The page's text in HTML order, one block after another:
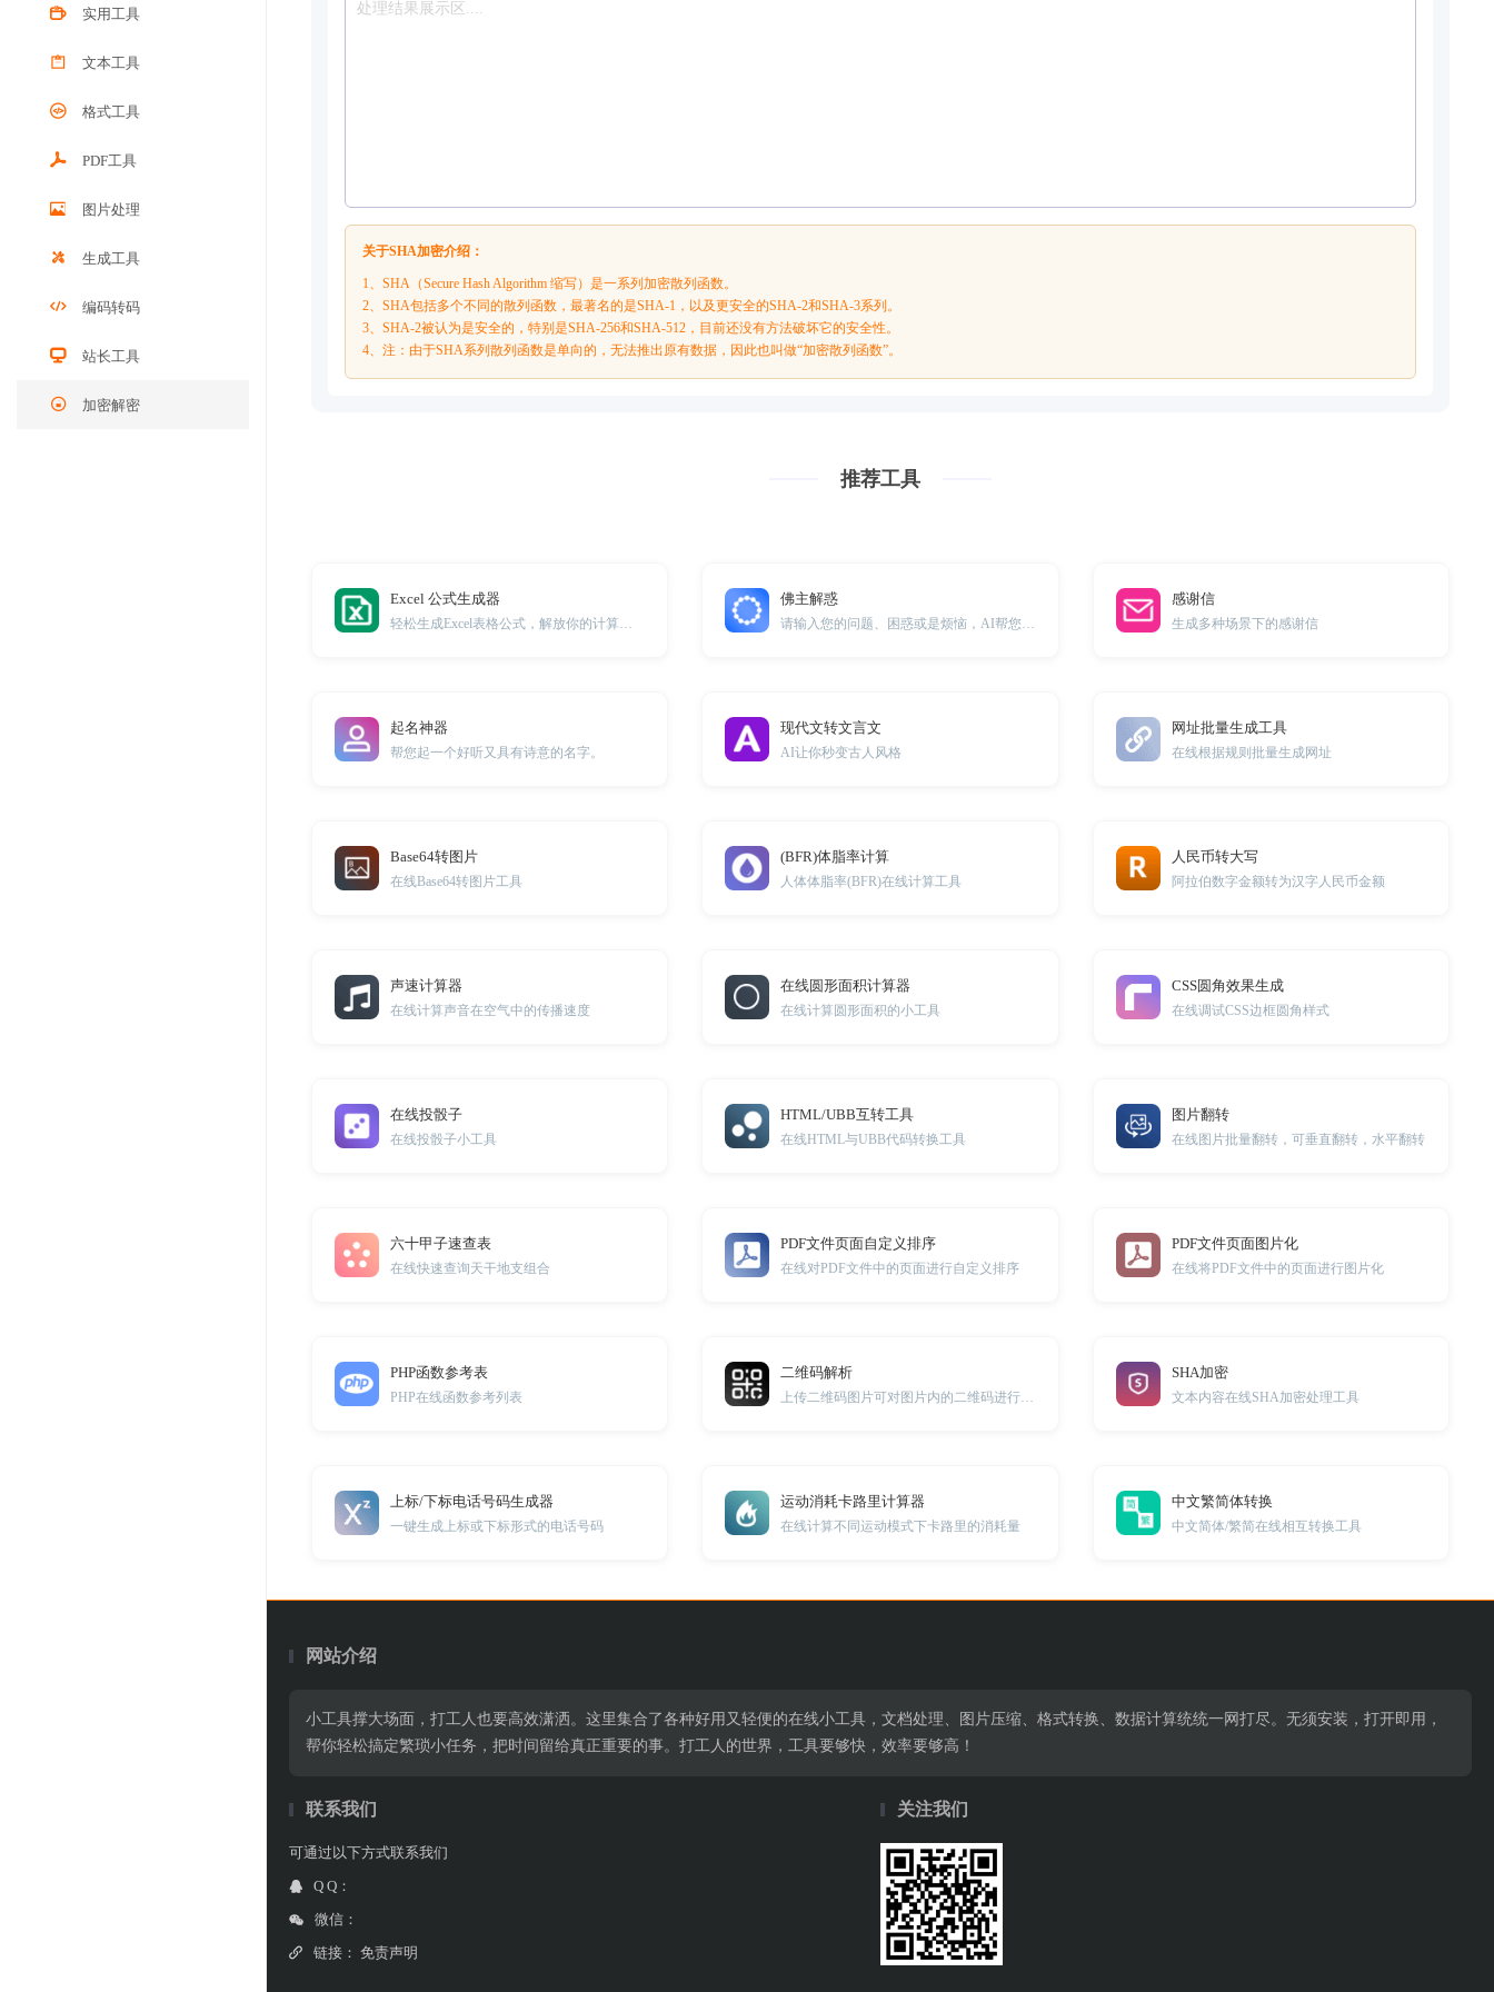
实用工具
文本工具
格式工具
PDF工具
图片处理
生成工具
编码转码
站长工具
加密解密
关于SHA加密介绍：
1、SHA（Secure Hash Algorithm 缩写）是一系列加密散列函数。
2、SHA包括多个不同的散列函数，最著名的是SHA-1，以及更安全的SHA-2和SHA-3系列。
3、SHA-2被认为是安全的，特别是SHA-256和SHA-512，目前还没有方法破坏它的安全性。
4、注：由于SHA系列散列函数是单向的，无法推出原有数据，因此也叫做“加密散列函数”。
推荐工具
Excel 公式生成器 佛主解惑 感谢信
生成多种场景下的感谢信
起名神器
帮您起一个好听又具有诗意的名字。
现代文转文言文
AI让你秒变古人风格
网址批量生成工具
在线根据规则批量生成网址
Base64转图片
在线Base64转图片工具
(BFR)体脂率计算
人体体脂率(BFR)在线计算工具
人民币转大写
阿拉伯数字金额转为汉字人民币金额
声速计算器
在线计算声音在空气中的传播速度
在线圆形面积计算器
在线计算圆形面积的小工具
CSS圆角效果生成
在线调试CSS边框圆角样式
在线投骰子
在线投骰子小工具
HTML/UBB互转工具
在线HTML与UBB代码转换工具
图片翻转
在线图片批量翻转，可垂直翻转，水平翻转
六十甲子速查表
在线快速查询天干地支组合
PDF文件页面自定义排序
在线对PDF文件中的页面进行自定义排序
PDF文件页面图片化
在线将PDF文件中的页面进行图片化
PHP函数参考表
PHP在线函数参考列表
二维码解析 SHA加密
文本内容在线SHA加密处理工具
上标/下标电话号码生成器
一键生成上标或下标形式的电话号码
运动消耗卡路里计算器
在线计算不同运动模式下卡路里的消耗量
中文繁简体转换
中文简体/繁简在线相互转换工具
网站介绍
小工具撑大场面，打工人也要高效潇洒。这里集合了各种好用又轻便的在线小工具，文档处理、图片压缩、格式转换、数据计算统统一网打尽。无须安装，打开即用，
帮你轻松搞定繁琐小任务，把时间留给真正重要的事。打工人的世界，工具要够快，效率要够高！
关注我们
联系我们
可通过以下方式联系我们
Q Q：
微信：
链接： 免责声明